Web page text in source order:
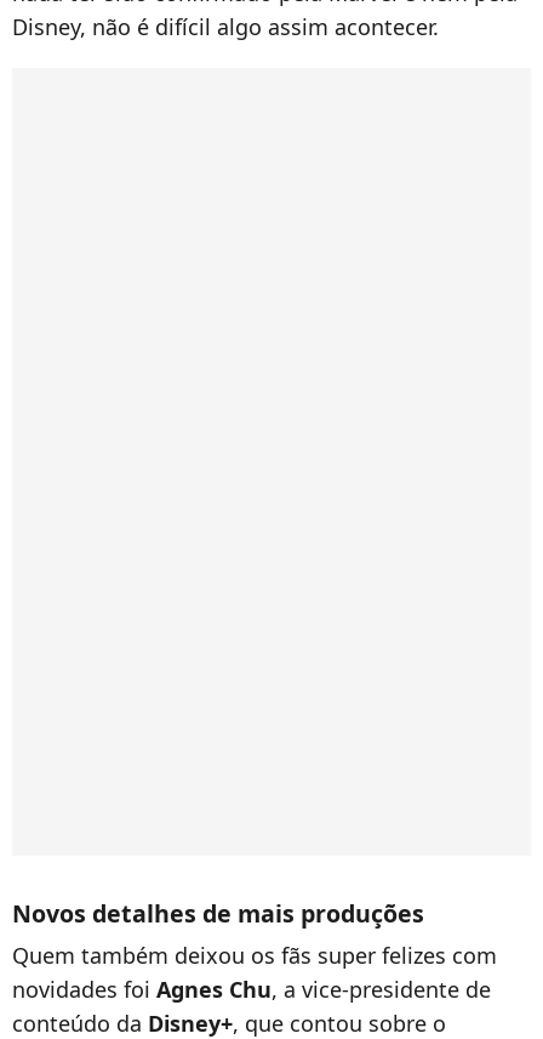
Disney, não é difícil algo assim acontecer.
Novos detalhes de mais produções
Quem também deixou os fãs super felizes com
novidades foi Agnes Chu, a vice-presidente de
conteúdo da Disney+, que contou sobre o